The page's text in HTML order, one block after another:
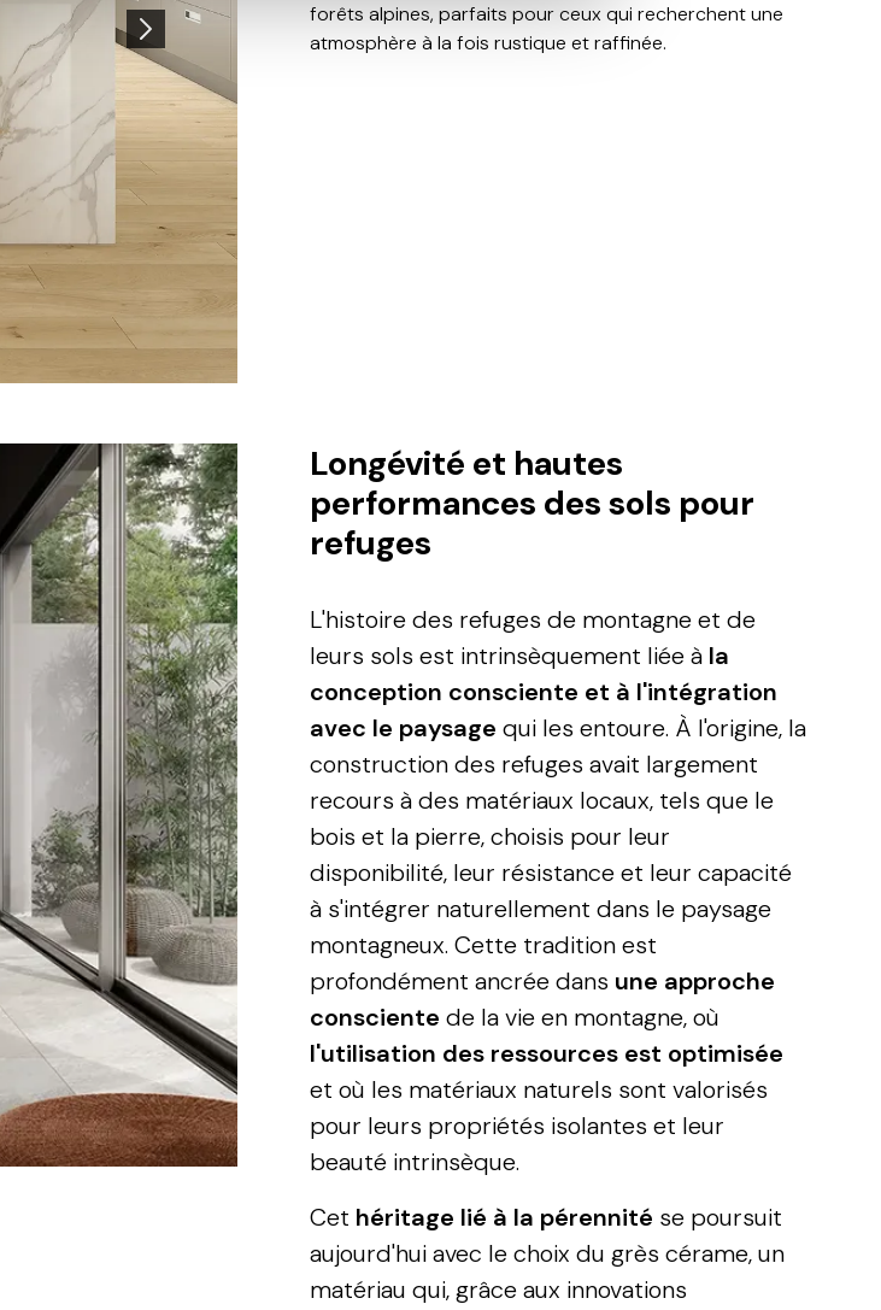
forêts alpines, parfaits pour ceux qui recherchent une
atmosphère à la fois rustique et raffinée.
Longévité et hautes
performances des sols pour
refuges
L'histoire des refuges de montagne et de
leurs sols est intrinsèquement liée à la
conception consciente et à l'intégration
avec le paysage qui les entoure. À l'origine, la
construction des refuges avait largement
recours à des matériaux locaux, tels que le
bois et la pierre, choisis pour leur
disponibilité, leur résistance et leur capacité
à s'intégrer naturellement dans le paysage
montagneux. Cette tradition est
profondément ancrée dans une approche
consciente de la vie en montagne, où
l'utilisation des ressources est optimisée
et où les matériaux naturels sont valorisés
pour leurs propriétés isolantes et leur
beauté intrinsèque.
Cet héritage lié à la pérennité se poursuit
aujourd'hui avec le choix du grès cérame, un
matériau qui, grâce aux innovations